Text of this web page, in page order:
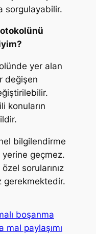
sorgulayabilir.
yer alan
değişen
konuların
bilgilendirme
yerine geçmez.
sorularınız
gerekmektedir.
boşanma
mal paylaşımı